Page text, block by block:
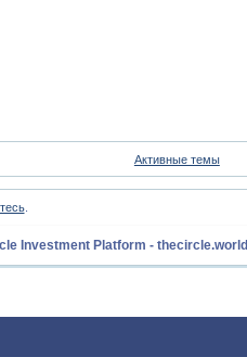
Активные темы
.
Investment Platform - thecircle.world